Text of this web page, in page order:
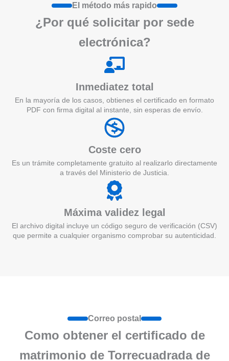
El método más rapido
¿Por qué solicitar por sede
electrónica?
Inmediatez total
En la mayoría de los casos, obtienes el certificado en formato
PDF con firma digital al instante, sin esperas de envío.
Coste cero
Es un trámite completamente gratuito al realizarlo directamente
a través del Ministerio de Justicia.
Máxima validez legal
El archivo digital incluye un código seguro de verificación (CSV)
que permite a cualquier organismo comprobar su autenticidad.
Correo postal
Como obtener el certificado de
matrimonio de Torrecuadrada de